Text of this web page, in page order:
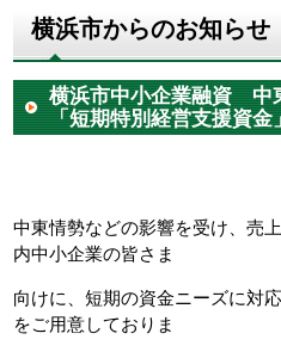
横浜市からのお知らせ
横浜市中小企業融資 中
「短期特別経営支援資金
中東情勢などの影響を受け、売
内中小企業の皆さま
向けに、短期の資金ニーズに対
をご用意しておりま